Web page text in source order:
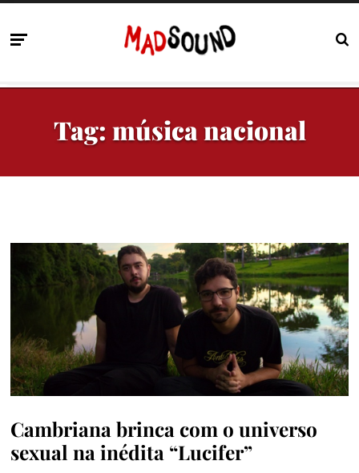
Tag: música nacional
Cambriana brinca com o universo
sexual na inédita “Lucifer”